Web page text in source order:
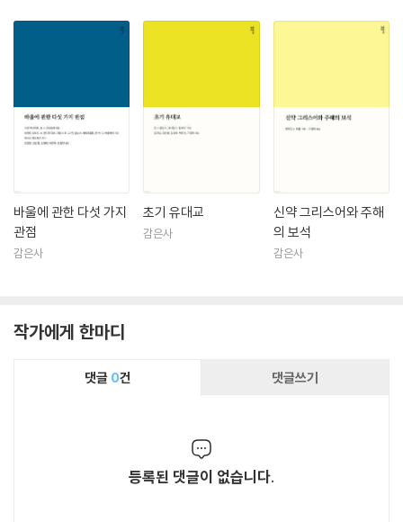
바울에 관한 다섯 가지
관점
감은사
초기 유대교
감은사
신약 그리스어와 주해
의 보석
감은사
작가에게 한마디
댓글 0건 댓글쓰기
등록된 댓글이 없습니다.